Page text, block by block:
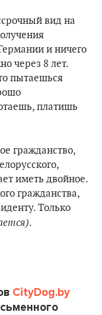
вид на
и ничего
через 8 лет.
пытаешься
платишь
гражданство,
иметь двойное.
гражданства,
Только
.
CityDog.by